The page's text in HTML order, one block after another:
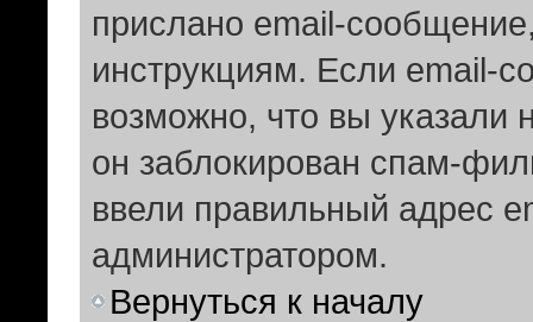
прислано email-
инструкциям. Если email-
возможно, что вы указали
он заблокирован спам-
ввели правильный адрес
администратором.
Вернуться к началу